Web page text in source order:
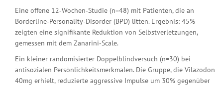
Eine offene 12‑Wochen‑Studie (n=48) mit Patienten, die an
Borderline‑Personality‑Disorder (BPD) litten. Ergebnis: 45%
zeigten eine signifikante Reduktion von Selbstverletzungen,
gemessen mit dem Zanarini‑Scale.
Ein kleiner randomisierter Doppelblindversuch (n=30) bei
antisozialen Persönlichkeitsmerkmalen. Die Gruppe, die Vilazodon
40mg erhielt, reduzierte aggressive Impulse um 30% gegenüber